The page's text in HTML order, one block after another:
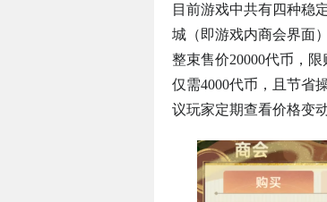
目前游戏中共有四种稳
城（即游戏内商会界面
整束售价20000代币，
仅需4000代币，且节省
议玩家定期查看价格变